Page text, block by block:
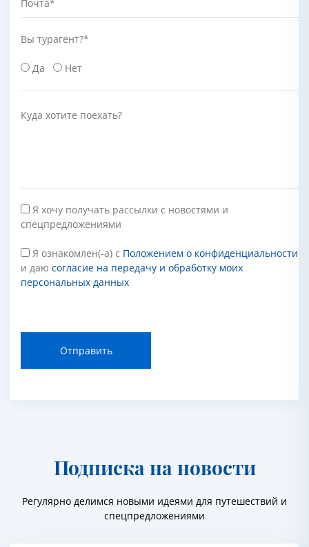
Почта*
Вы турагент?*
Да Нет
Куда хотите поехать?
Я хочу получать рассылки с новостями и
спецпредложениями
Я ознакомлен(-а) с Положением о конфиденциальности
и даю согласие на передачу и обработку моих
персональных данных
Отправить
Подписка на новости
Регулярно делимся новыми идеями для путешествий и
спецпредложениями